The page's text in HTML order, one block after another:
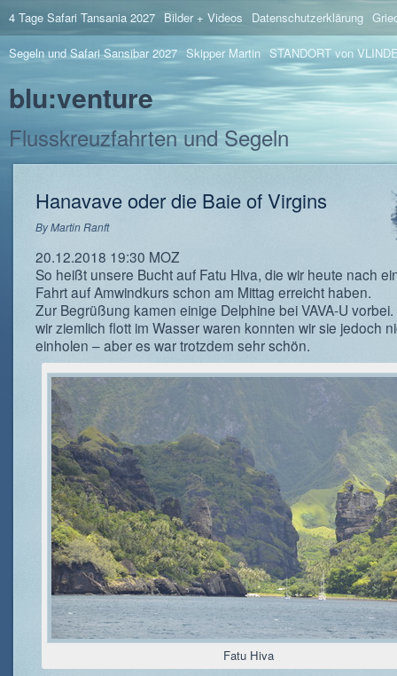
4 Tage Safari Tansania 2027 Bilder + Videos Datenschutzerklärung
Segeln und Safari Sansibar 2027 Skipper Martin STANDORT von
blu:venture
Flusskreuzfahrten und Segeln
Hanavave oder die Baie of Virgins
ByMartin Ranft
20.12.2018 19:30 MOZ
So heißt unsere Bucht auf Fatu Hiva, die wir heute nach
Fahrt auf Amwindkurs schon am Mittag erreicht haben.
Zur Begrüßung kamen einige Delphine bei VAVA-U
wir ziemlich flott im Wasser waren konnten wir sie jedoch
einholen – aber es war trotzdem sehr schön.
Fatu Hiva